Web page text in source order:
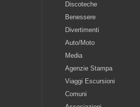
Discoteche
Benessere
Divertimenti
Auto/Moto
Media
Agenzie Stampa
Viaggi Escursioni
Comuni